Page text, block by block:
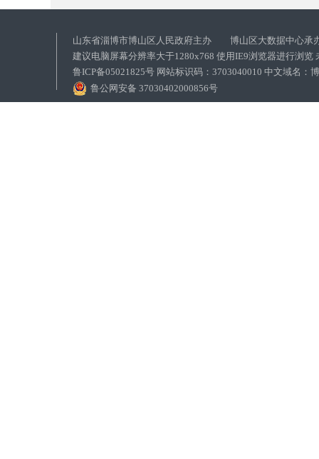
山东省淄博市博山区人民政府主办 博山区大数据中心承
建议电脑屏幕分辨率大于1280x768 使用IE9浏览器进行浏览
鲁ICP备05021825号 网站标识码：3703040010 中文域名：
鲁公网安备 37030402000856号